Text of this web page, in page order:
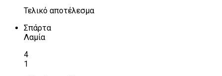
Τελικό αποτέλεσμα
Σπάρτα
Λαμία
4
1